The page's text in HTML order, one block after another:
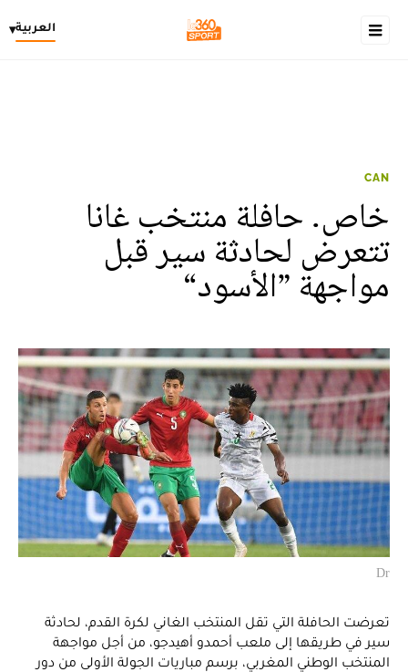
العربية▾
CAN
خاص. حافلة منتخب غانا
تتعرض لحادثة سير قبل
مواجهة ”الأسود“
Dr
تعرضت الحافلة التي تقل المنتخب الغاني لكرة القدم، لحادثة
سير في طريقها إلى ملعب أحمدو أهيدجو، من أجل مواجهة
المنتخب الوطني المغربي، برسم مباريات الجولة الأولى من دور